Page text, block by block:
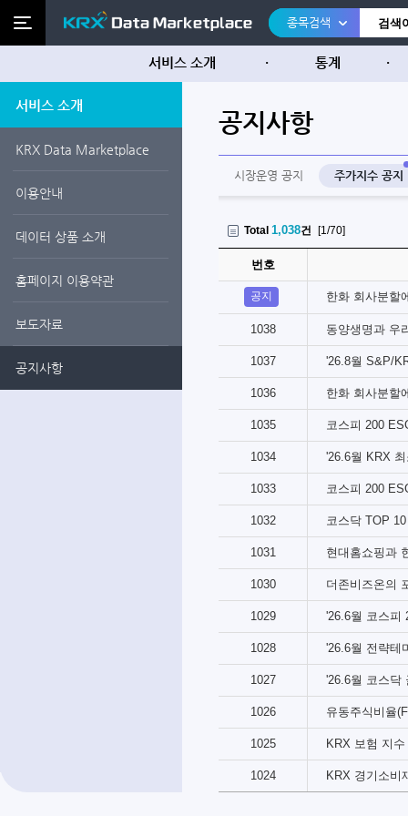
종목검색
서비스 소개 통계
서비스 소개
KRX Data Marketplace
이용안내
데이터 상품 소개
홈페이지 이용약관
보도자료
공지사항
공지사항
시장운영 공지 주가지수 공지
Total 1,038건 [1/70]
번호
공지 한화 회사분할
1038 동양생명과 우
1037 '26.8월 S&P/
1036 한화 회사분할
1035 코스피 200
1034 '26.6월 KRX
1033 코스피 200
1032 코스닥 TOP
1031 현대홈쇼핑과
1030 더존비즈온의
1029 '26.6월 코스피
1028 '26.6월 전략테
1027
1026 유동주식비율
1025 KRX 보험 지
1024 KRX 경기소비